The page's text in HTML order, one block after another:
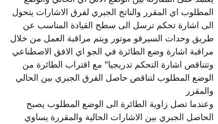
المطلوب اي المقرر والناتج الجبري لفرق الاشارات يتحول
الى اشارة تحكم ترسل الى سطح القيادة المناسب عن
طريق وحدات السيرفو موتور ويتم مراقبة العمل من خلال
مراقبة اشارة وضع الطائرة في الجو اي الافق الاصطناعي
وتتناقص اشارة التحكم تدريجيا" مع اقتراب الطائرة من
الوضع المطلوب لتناقص حاصل الفرق الجبري بين الحالي
والمقرر
وعندما تصل زاوية الطائرة الى الوضع المطلوب يصبح
الحاصل الجبري بين الاشارات الحالية والمقررة يساوي